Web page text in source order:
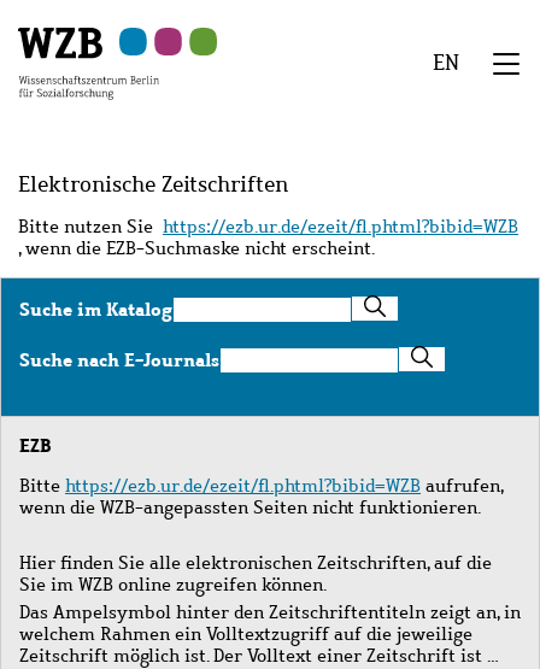
Hauptinhalt
springen
Navigation
springen
Suche
springen
Sekundärnavigation
springen
Fußzeile
springen
EN
Elektronische Zeitschriften
Bitte nutzen Sie https://ezb.ur.de/ezeit/fl.phtml?bibid=WZB
, wenn die EZB-Suchmaske nicht erscheint.
Suche im KatalogSuche
im
Katalog
Suche nach E-JournalsSuche
nach
Journals
EZB
Bitte https://ezb.ur.de/ezeit/fl.phtml?bibid=WZB aufrufen,
wenn die WZB-angepassten Seiten nicht funktionieren.
Hier finden Sie alle elektronischen Zeitschriften, auf die
Sie im WZB online zugreifen können.
Das Ampelsymbol hinter den Zeitschriftentiteln zeigt an, in
welchem Rahmen ein Volltextzugriff auf die jeweilige
Zeitschrift möglich ist. Der Volltext einer Zeitschrift ist …